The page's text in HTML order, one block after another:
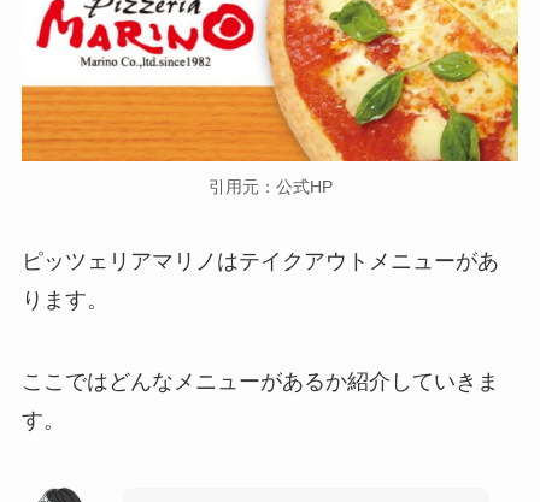
引用元：公式HP
ピッツェリアマリノはテイクアウトメニューがあ
ります。
ここではどんなメニューがあるか紹介していきま
す。